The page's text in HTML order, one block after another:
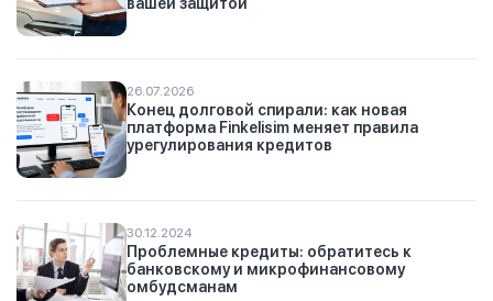
26.07.2026
Конец долговой спирали: как новая
платформа Finkelisim меняет правила
урегулирования кредитов
30.12.2024
Проблемные кредиты: обратитесь к
банковскому и микрофинансовому
омбудсманам